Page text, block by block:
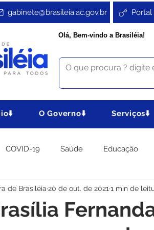
Portal
gabinete@brasileia.ac.gov.br
Olá, Bem-vindo a Brasiléia!
O Governo⬇️ Serviços⬇️
COVID-19 Saúde Educação
No Gabinete Agricultura e
de Brasiléia 20 de out. de 2021 1 min de